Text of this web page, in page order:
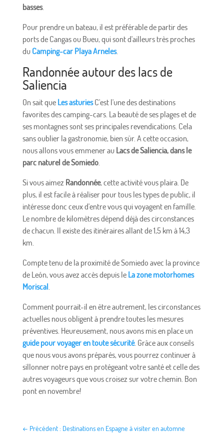
basses.
Pour prendre un bateau, il est préférable de partir des
ports de Cangas ou Bueu, qui sont d'ailleurs très proches
du Camping-car Playa Arneles.
Randonnée autour des lacs de
Saliencia
On sait que Les asturiesC'est l'une des destinations
favorites des camping-cars. La beauté de ses plages et de
ses montagnes sont ses principales revendications. Cela
sans oublier la gastronomie, bien sûr. A cette occasion,
nous allons vous emmener au Lacs de Saliencia, dans le
parc naturel de Somiedo.
Si vous aimez Randonnée, cette activité vous plaira. De
plus, il est facile à réaliser pour tous les types de public, il
intéresse donc ceux d'entre vous qui voyagent en famille.
Le nombre de kilomètres dépend déjà des circonstances
de chacun. Il existe des itinéraires allant de 1,5 km à 14,3
km.
Compte tenu de la proximité de Somiedo avec la province
de León, vous avez accès depuis le La zone motorhomes
Moriscal
Comment pourrait-il en être autrement, les circonstances
actuelles nous obligent à prendre toutes les mesures
préventives. Heureusement, nous avons mis en place un
guide pour voyager en toute sécurité. Grâce aux conseils
que nous vous avons préparés, vous pourrez continuer à
sillonner notre pays en protégeant votre santé et celle des
autres voyageurs que vous croisez sur votre chemin. Bon
pont en novembre!
← Précédent : Destinations en Espagne à visiter en automne